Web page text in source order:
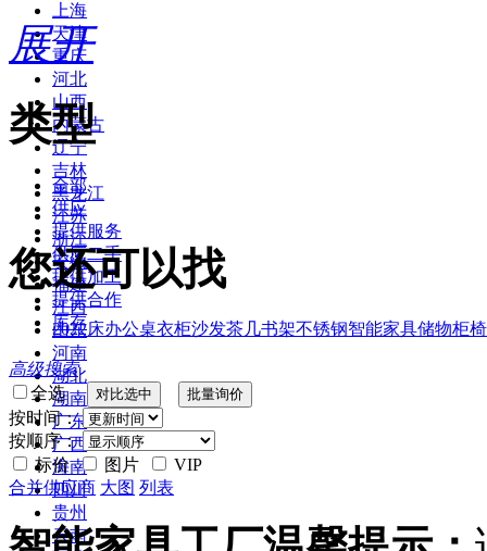
上海
天津
重庆
河北
山西
内蒙古
辽宁
吉林
黑龙江
江苏
浙江
安徽
福建
江西
山东
河南
湖北
湖南
广东
广西
海南
四川
贵州
云南
展开
类型
全部
供应
提供服务
供应二手
提供加工
提供合作
库存
您还可以找
2022床办公桌衣柜沙发茶几书架不锈钢智能家具储物柜
高级搜索
全选
按时间：
按顺序：
标价
图片
VIP
合并供应商 大图 列表